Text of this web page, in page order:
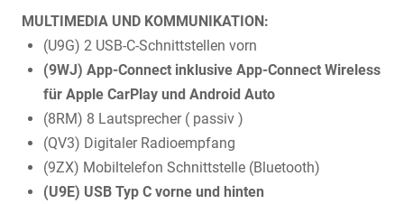
MULTIMEDIA UND KOMMUNIKATION:
(U9G) 2 USB-C-Schnittstellen vorn
(9WJ) App-Connect inklusive App-Connect Wireless
für Apple CarPlay und Android Auto
(8RM) 8 Lautsprecher ( passiv )
(QV3) Digitaler Radioempfang
(9ZX) Mobiltelefon Schnittstelle (Bluetooth)
(U9E) USB Typ C vorne und hinten